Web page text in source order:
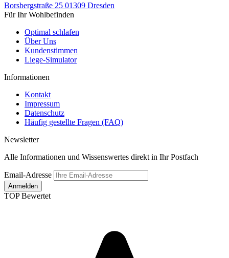
Borsbergstraße 25 01309 Dresden
Für Ihr Wohlbefinden
Optimal schlafen
Über Uns
Kundenstimmen
Liege-Simulator
Informationen
Kontakt
Impressum
Datenschutz
Häufig gestellte Fragen (FAQ)
Newsletter
Alle Informationen und Wissenswertes direkt in Ihr Postfach
Email-Adresse
Anmelden
TOP Bewertet